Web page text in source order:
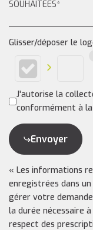
Glisser/déposer le
J'autorise la
conformément à
Envoyer
« Les informations
enregistrées dans
gérer votre
la durée nécessaire
respect des